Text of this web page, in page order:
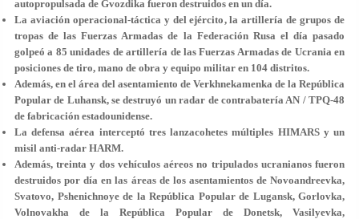
autopropulsada de Gvozdika fueron destruidos en un día.
La aviación operacional-táctica y del ejército, la artillería de grupos de
tropas de las Fuerzas Armadas de la Federación Rusa el día pasado
golpeó a 85 unidades de artillería de las Fuerzas Armadas de Ucrania en
posiciones de tiro, mano de obra y equipo militar en 104 distritos.
Además, en el área del asentamiento de Verkhnekamenka de la República
Popular de Luhansk, se destruyó un radar de contrabatería AN / TPQ-48
de fabricación estadounidense.
La defensa aérea interceptó tres lanzacohetes múltiples HIMARS y un
misil anti-radar HARM.
Además, treinta y dos vehículos aéreos no tripulados ucranianos fueron
destruidos por día en las áreas de los asentamientos de Novoandreevka,
Svatovo, Pshenichnoye de la República Popular de Lugansk, Gorlovka,
Volnovakha de la República Popular de Donetsk, Vasilyevka,